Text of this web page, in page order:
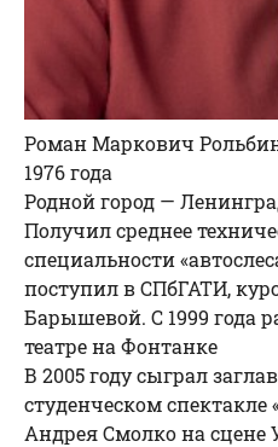
Роман Маркович
1976 года
Родной город —
Получил среднее
специальности
поступил в СПбГАТИ,
Барышевой. С 1999 года
театре на Фонтанке
В 2005 году сыграл
студенческом спектакле
Андрея Смолко на сцене